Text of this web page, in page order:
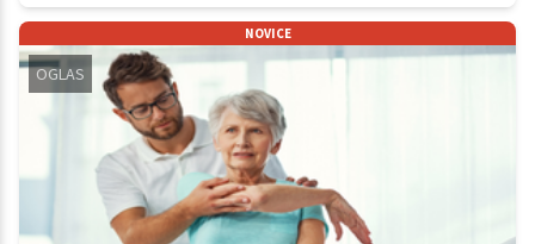
NOVICE
OGLAS